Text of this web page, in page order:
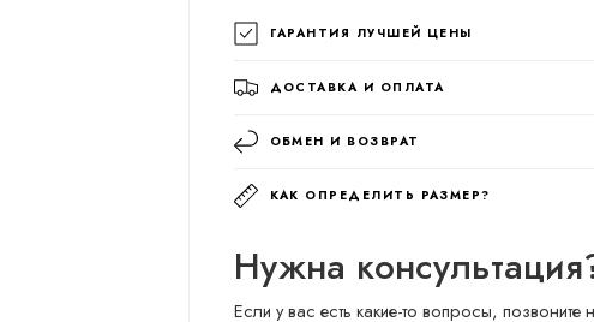
ГАРАНТИЯ ЛУЧШЕЙ ЦЕНЫ
ДОСТАВКА И ОПЛАТА
ОБМЕН И ВОЗВРАТ
КАК ОПРЕДЕЛИТЬ РАЗМЕР?
Нужна
Если у вас есть какие-то вопросы,